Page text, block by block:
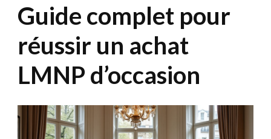
Guide complet pour
réussir un achat
LMNP d’occasion